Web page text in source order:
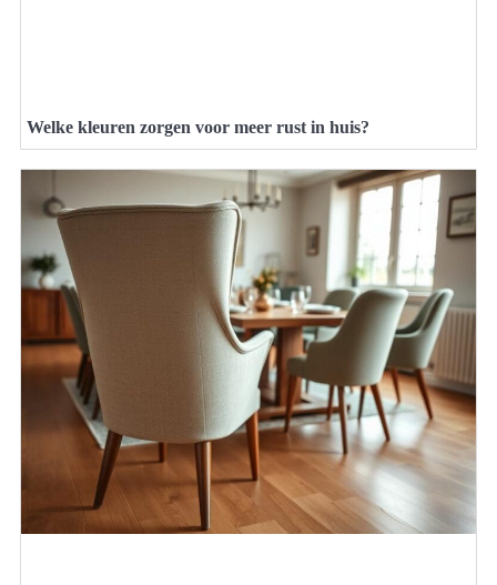
Welke kleuren zorgen voor meer rust in huis?